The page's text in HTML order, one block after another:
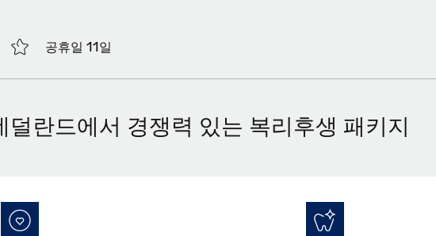
공휴일 11일
덜란드에서 경쟁력 있는 복리후생 패키지